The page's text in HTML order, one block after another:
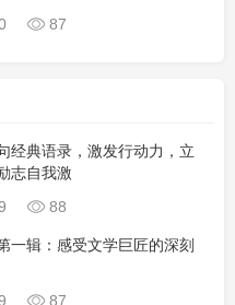
87
经典语录，激发行动力，立
志自我激
88
一辑：感受文学巨匠的深刻
87